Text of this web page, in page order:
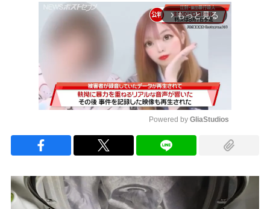
arrow_forward_ios もっと見る
Powered by GliaStudios